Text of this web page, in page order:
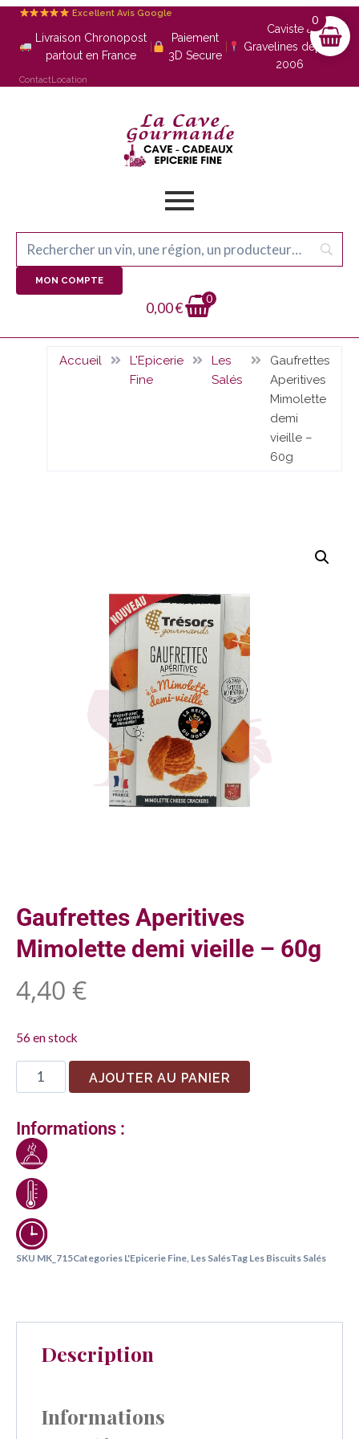
Excellent Avis Google
Livraison Chronopost
partout en France
Paiement
3D Secure
Caviste à
Gravelines depuis
2006
ContactLocation
MON COMPTE
0,00€
0
Accueil
L'Epicerie
Fine
Les
Salés
Gaufrettes
Aperitives
Mimolette
demi
vieille –
60g
Gaufrettes Aperitives
Mimolette demi vieille – 60g
4,40 €
56 en stock
AJOUTER AU PANIER
Informations :
SKU MK_715Categories L'Epicerie Fine Les SalésTag Les Biscuits Salés
Description
Informations
0